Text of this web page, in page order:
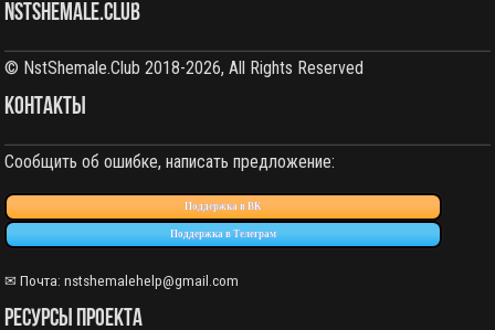
NstShemale.Club
© NstShemale.Club 2018-2026, All Rights Reserved
КОНТАКТЫ
Сообщить об ошибке, написать предложение:
Поддержка в ВК
Поддержка в Телеграм
✉ Почта: nstshemalehelp@gmail.com
РЕСУРСЫ ПРОЕКТА